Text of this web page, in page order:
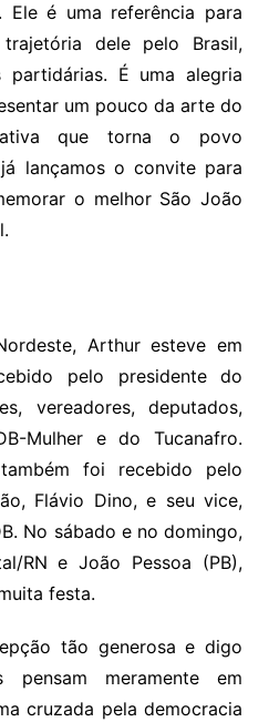
Ele é uma referência para
dele pelo Brasil,
partidárias. É uma alegria
um pouco da arte do
que torna o povo
lançamos o convite para
o melhor São João
Arthur esteve em
pelo presidente do
vereadores, deputados,
Mulher e do Tucanafro.
foi recebido pelo
Flávio Dino, e seu vice,
No sábado e no domingo,
RN e João Pessoa (PB),
festa.
tão generosa e digo
pensam meramente em
cruzada pela democracia